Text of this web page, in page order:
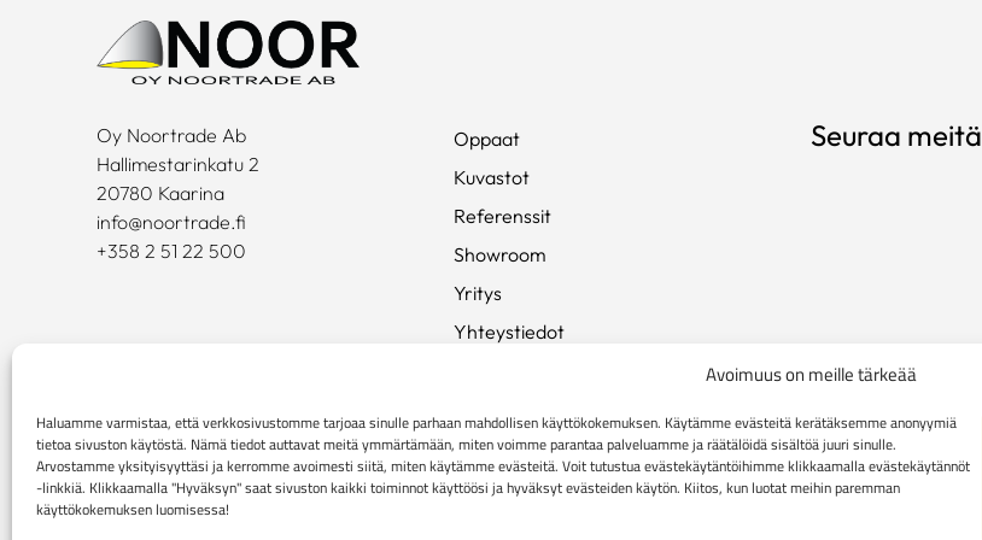
Avoimuus on meille tärkeää
Haluamme varmistaa, että verkkosivustomme tarjoaa sinulle parhaan mahdollisen käyttökokemuksen. Käytämme evästeitä kerätäksemme anonyymiä
tietoa sivuston käytöstä. Nämä tiedot auttavat meitä ymmärtämään, miten voimme parantaa palveluamme ja räätälöidä sisältöä juuri sinulle.
Arvostamme yksityisyyttäsi ja kerromme avoimesti siitä, miten käytämme evästeitä. Voit tutustua evästekäytäntöihimme klikkaamalla evästekäytännöt
-linkkiä. Klikkaamalla "Hyväksyn" saat sivuston kaikki toiminnot käyttöösi ja hyväksyt evästeiden käytön. Kiitos, kun luotat meihin paremman
käyttökokemuksen luomisessa!
Oy Noortrade Ab
Hallimestarinkatu 2
20780 Kaarina
info@noortrade.fi
+358 2 51 22 500
Oppaat
Kuvastot
Referenssit
Showroom
Yritys
Yhteystiedot
Mediapankki
Seuraa meitä
Rekisteri- ja tietosuojaseloste